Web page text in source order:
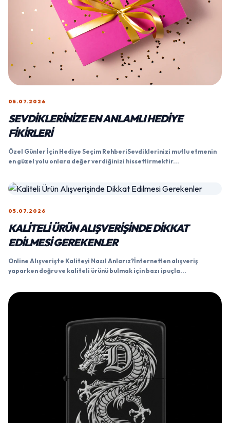
05.07.2026
SEVDIKLERINIZE EN ANLAMLI HEDIYE
FIKIRLERI
Özel Günler İçin Hediye Seçim RehberiSevdiklerinizi mutlu etmenin
en güzel yolu onlara değer verdiğinizi hissettirmektir...
05.07.2026
KALITELI ÜRÜN ALIŞVERIŞINDE DIKKAT
EDILMESI GEREKENLER
Online Alışverişte Kaliteyi Nasıl Anlarız?İnternetten alışveriş
yaparken doğru ve kaliteli ürünü bulmak için bazı ipuçla...